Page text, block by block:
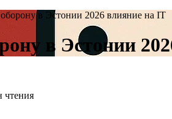
в Эстонии 2026 влияние на IT
в Эстонии
чтения